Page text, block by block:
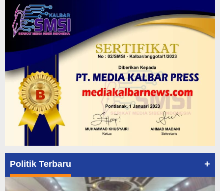
Politik Terbaru +